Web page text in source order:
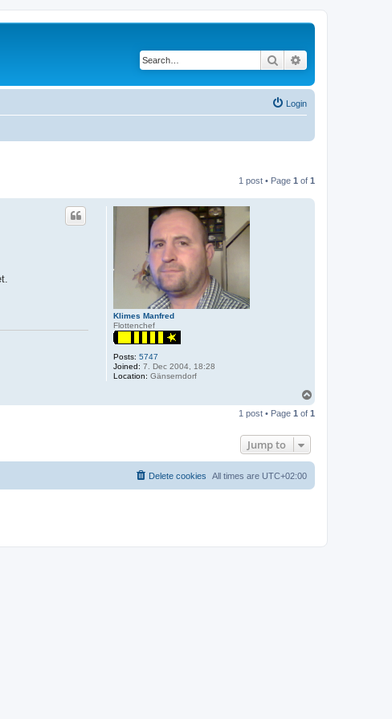
Search
Login
1 post • Page 1 of 1
Klimes Manfred
Flottenchef
Posts: 5747
Joined: 7. Dec 2004, 18:28
Location: Gänserndorf
p
1 post • Page 1 of 1
Jump to
All times are UTC+02:00
Delete cookies